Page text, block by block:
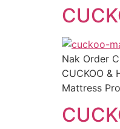
Nak Order
CUCKOO &
Mattress